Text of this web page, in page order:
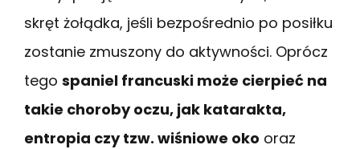
skręt żołądka, jeśli bezpośrednio po posiłku
zostanie zmuszony do aktywności. Oprócz
tego spaniel francuski może cierpieć na
takie choroby oczu, jak katarakta,
entropia czy tzw. wiśniowe oko oraz